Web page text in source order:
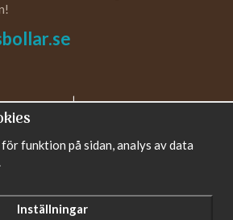
gärna!
funktion på sidan, analys av data
Inställningar